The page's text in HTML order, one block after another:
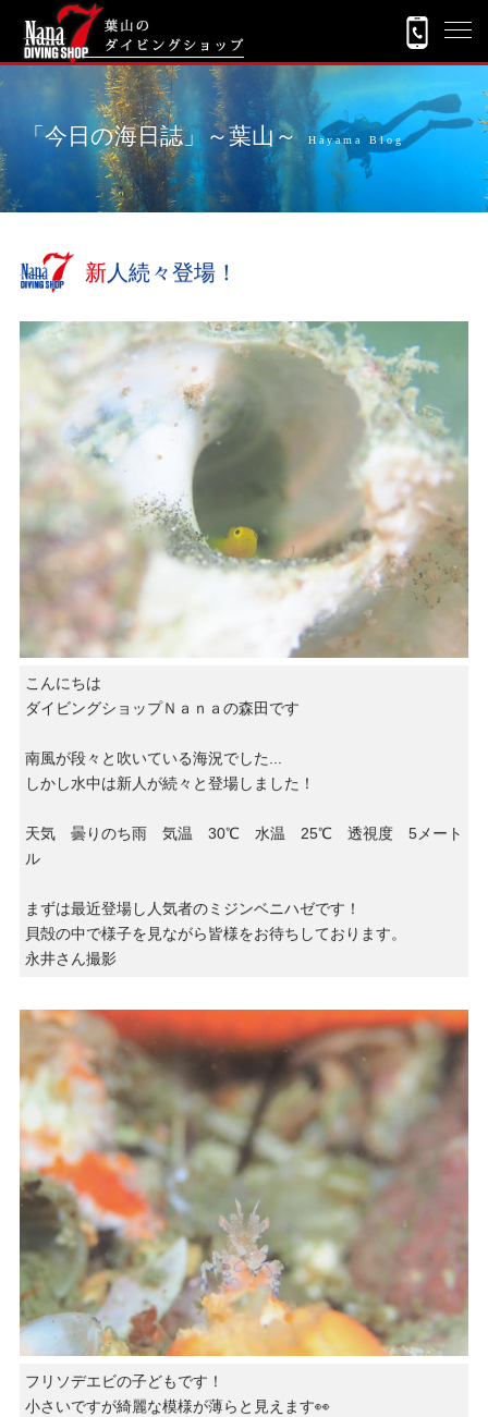
「今日の海日誌」～葉山～ Hayama Blog
新人続々登場！
こんにちは
ダイビングショップＮａｎａの森田です
南風が段々と吹いている海況でした...
しかし水中は新人が続々と登場しました！
天気 曇りのち雨 気温 30℃ 水温 25℃ 透視度 5メート
ル
まずは最近登場し人気者のミジンベニハゼです！
貝殻の中で様子を見ながら皆様をお待ちしております。
永井さん撮影
フリソデエビの子どもです！
小さいですが綺麗な模様が薄らと見えます👀